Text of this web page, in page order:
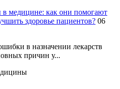
медицине: как они помогают
здоровье пациентов? 06
в назначении лекарств
причин у...